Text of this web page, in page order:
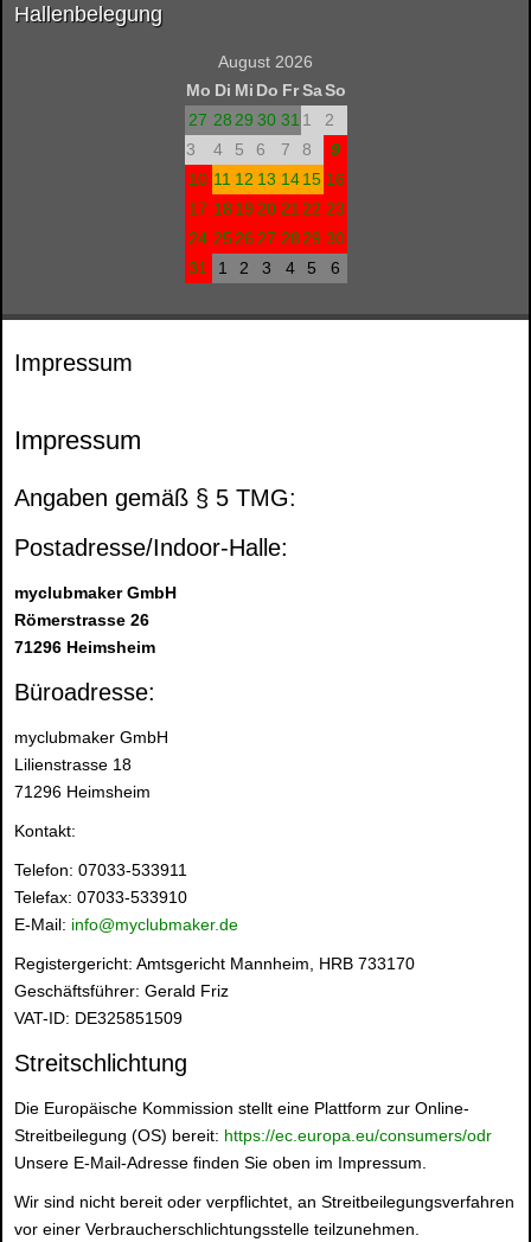
Hallenbelegung
August 2026
Mo Di Mi Do Fr SaSo
27 28 29 30 31 1
2
3
4 5 6 7 8
9
10 11 12 13 14 15 16
17 18 19 20 21 22 23
24 25 26 27 28 29 30
31
1 2 3 4 5 6
Impressum
Impressum
Angaben gemäß § 5 TMG:
Postadresse/Indoor-Halle:
myclubmaker GmbH
Römerstrasse 26
71296 Heimsheim
Büroadresse:
myclubmaker GmbH
Lilienstrasse 18
71296 Heimsheim
Kontakt:
Telefon: 07033-533911
Telefax: 07033-533910
E-Mail: info@myclubmaker.de
Registergericht: Amtsgericht Mannheim, HRB 733170
Geschäftsführer: Gerald Friz
VAT-ID: DE325851509
Streitschlichtung
Die Europäische Kommission stellt eine Plattform zur Online-
Streitbeilegung (OS) bereit: https://ec.europa.eu/consumers/odr
Unsere E-Mail-Adresse finden Sie oben im Impressum.
Wir sind nicht bereit oder verpflichtet, an Streitbeilegungsverfahren
vor einer Verbraucherschlichtungsstelle teilzunehmen.